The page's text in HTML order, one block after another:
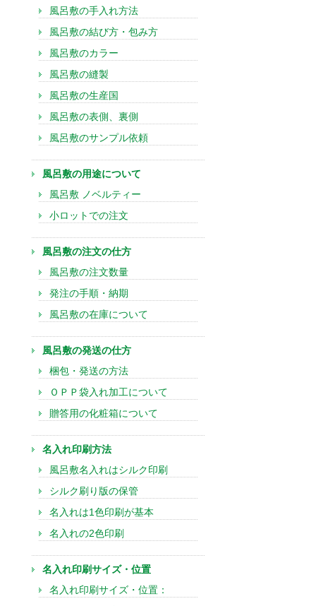
風呂敷の手入れ方法
風呂敷の結び方・包み方
風呂敷のカラー
風呂敷の縫製
風呂敷の生産国
風呂敷の表側、裏側
風呂敷のサンプル依頼
風呂敷の用途について
風呂敷 ノベルティー
小ロットでの注文
風呂敷の注文の仕方
風呂敷の注文数量
発注の手順・納期
風呂敷の在庫について
風呂敷の発送の仕方
梱包・発送の方法
ＯＰＰ袋入れ加工について
贈答用の化粧箱について
名入れ印刷方法
風呂敷名入れはシルク印刷
シルク刷り版の保管
名入れは1色印刷が基本
名入れの2色印刷
名入れ印刷サイズ・位置
名入れ印刷サイズ・位置：